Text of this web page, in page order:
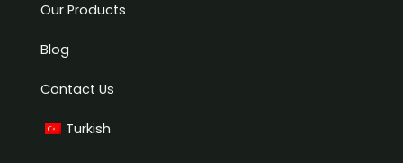
Our Products
Blog
Contact Us
Turkish